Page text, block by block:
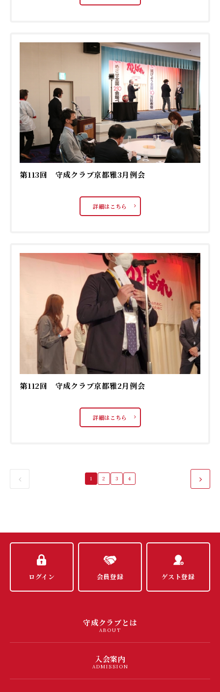
第113回 守成クラブ京都雅3月例会
詳細はこちら
第112回 守成クラブ京都雅2月例会
詳細はこちら
1 2 3 4
ログイン 会員登録 ゲスト登録
守成クラブとは
ABOUT
入会案内
ADMISSION